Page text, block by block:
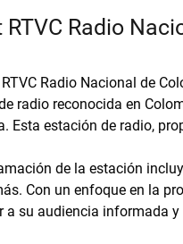
RTVC Radio
Radio Nacional de
radio reconocida en
Esta estación de radio,
de la estación
Con un enfoque en la
a su audiencia informada y